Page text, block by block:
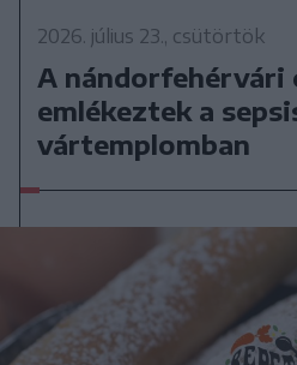
2026. július 23., csütörtök
A nándorfehérvári
emlékeztek a
vártemplomban